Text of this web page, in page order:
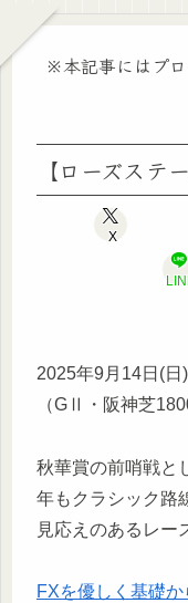
※本記事にはプ
【ローズス
X
2025年9月14日(日
（GⅡ・阪神芝
秋華賞の前哨戦と
年もクラシック路
見応えのあるレー
FXを優しく基礎